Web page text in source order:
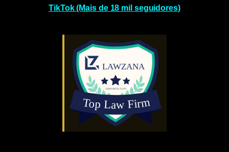
TikTok (Mais de 18 mil seguidores)